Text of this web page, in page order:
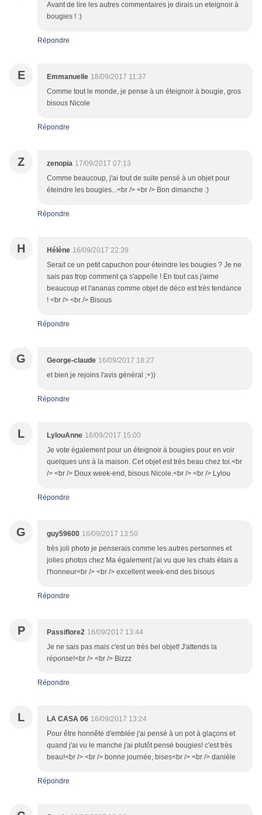
Avant de lire les autres commentaires je dirais un eteignoir à
bougies ! :)
Répondre
E Emmanuelle 18/09/2017 11:37
Comme tout le monde, je pense à un éteignoir à bougie, gros
bisous Nicole
Répondre
Z zenopia 17/09/2017 07:13
Comme beaucoup, j'ai tout de suite pensé à un objet pour
éteindre les bougies...<br /> <br /> Bon dimanche :)
Répondre
H Hélène 16/09/2017 22:39
Serait ce un petit capuchon pour éteindre les bougies ? Je ne
sais pas trop comment ça s'appelle ! En tout cas j'aime
beaucoup et l'ananas comme objet de déco est très tendance
! <br /> <br /> Bisous
Répondre
G George-claude 16/09/2017 18:27
et bien je rejoins l'avis général ;+))
Répondre
L LylouAnne 16/09/2017 15:00
Je vote également pour un éteignoir à bougies pour en voir
quelques uns à la maison. Cet objet est très beau chez toi.<br
/> <br /> Doux week-end, bisous Nicole.<br /> <br /> Lylou
Répondre
G guy59600 16/09/2017 13:50
très joli photo je penserais comme les autres personnes et
jolies photos chez Ma également j'ai vu que les chats étais a
l'honneur<br /> <br /> excellent week-end des bisous
Répondre
P Passiflore2 16/09/2017 13:44
Je ne sais pas mais c'est un très bel objet! J'attends la
réponse!<br /> <br /> Bizzz
Répondre
L LA CASA 06 16/09/2017 13:24
Pour être honnête d'emblée j'ai pensé à un pot à glaçons et
quand j'ai vu le manche j'ai plutôt pensé bougies! c'est très
beau!<br /> <br /> bonne journée, bises<br /> <br /> danièle
Répondre